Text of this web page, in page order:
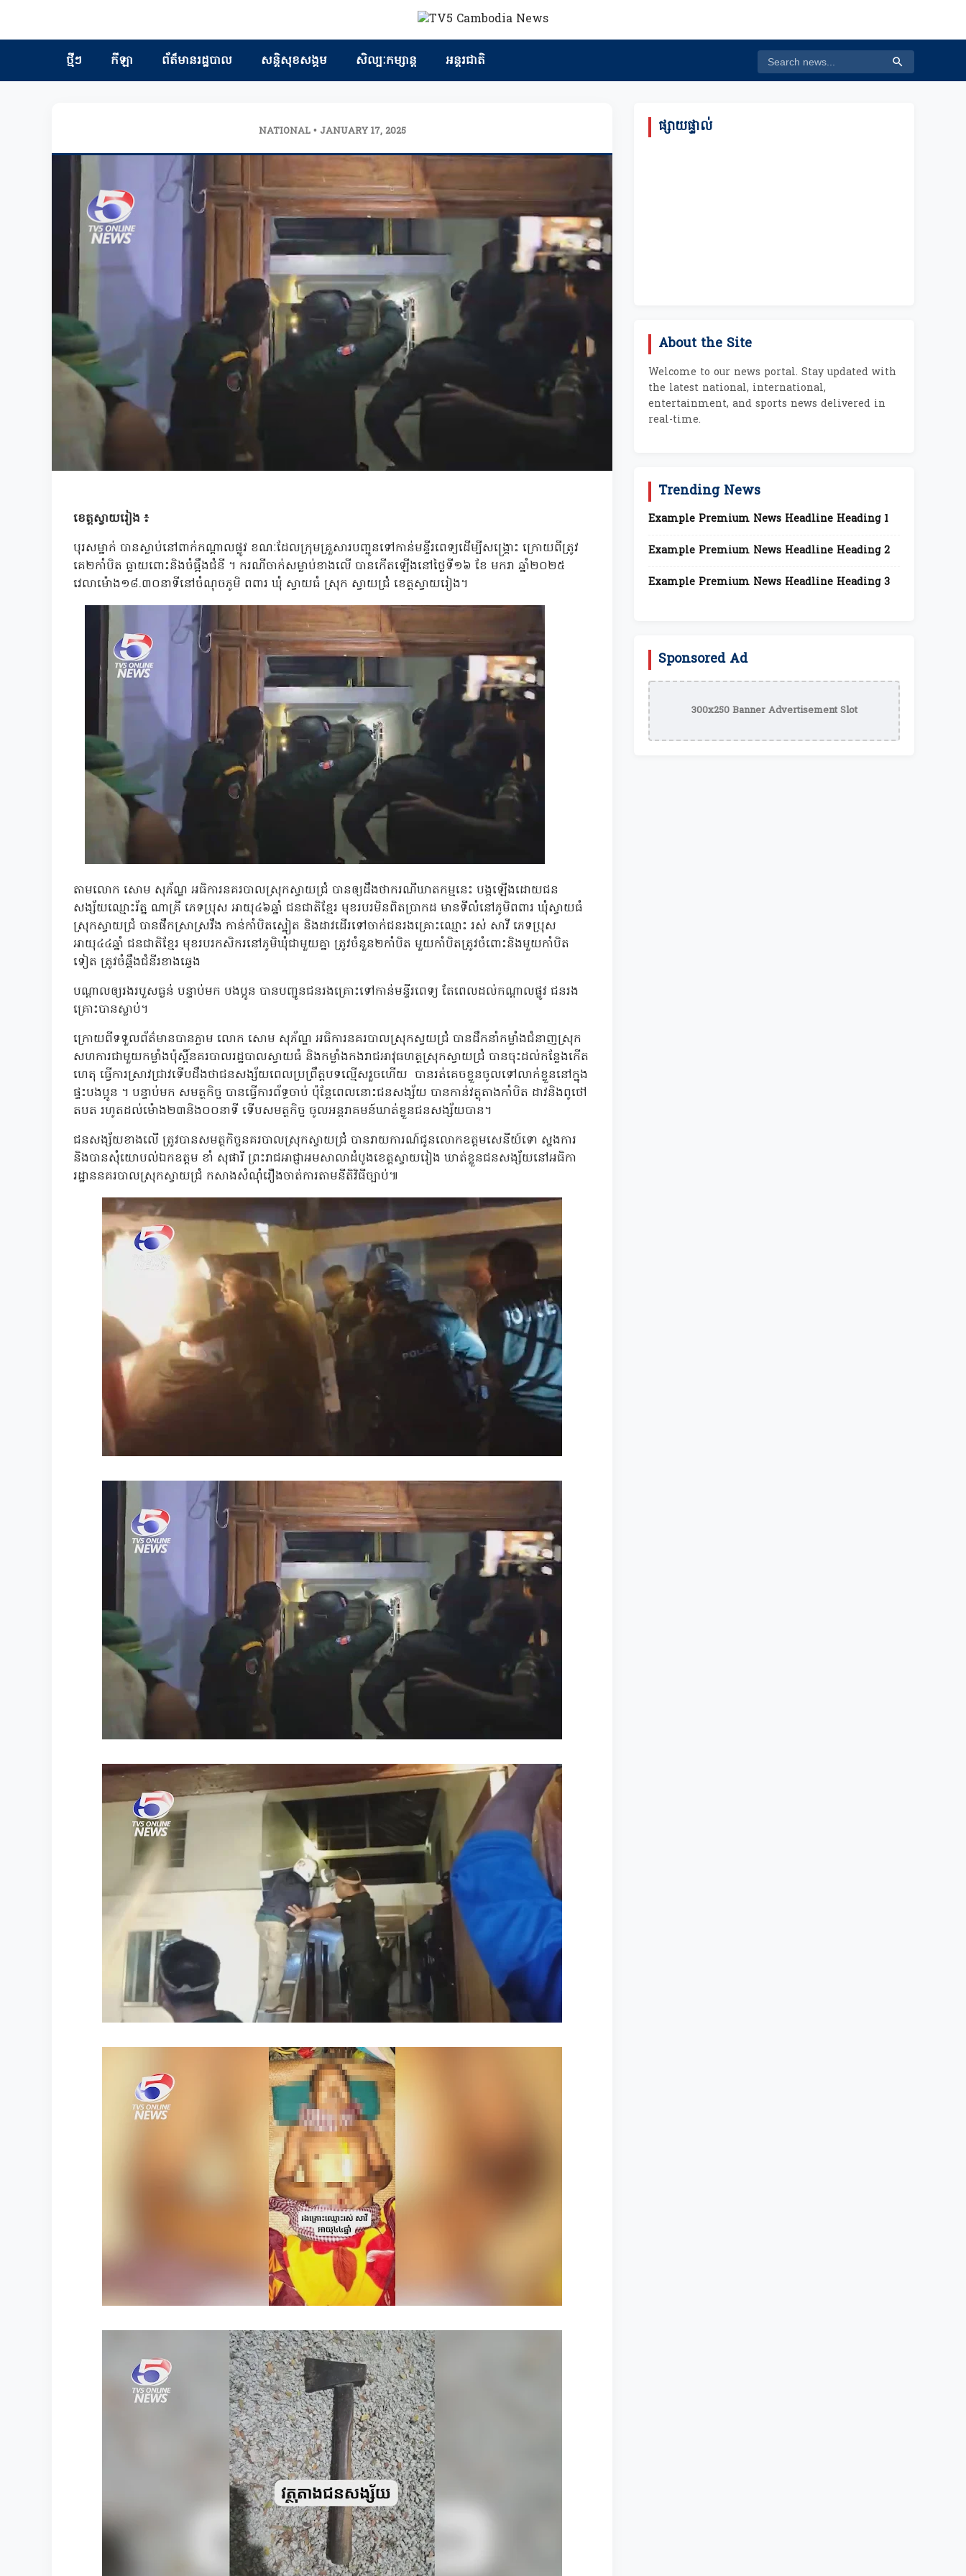
ថ្មីៗ កីឡា ព័ត៏មានរដ្ឋបាល សន្តិសុខសង្គម សិល្បៈកម្សាន្ត អន្តរជាតិ
NATIONAL • JANUARY 17, 2025
ខេត្តស្វាយរៀង ៖
បុរសម្នាក់ បានស្លាប់នៅពាក់កណ្តាលផ្លូវ ខណៈដែលក្រុមគ្រួសារបញ្ជូនទៅកាន់មន្ទីរពេទ្យដើម្បីសង្គ្រោះ ក្រោយពីត្រូវ
គេ២កាំបិត ធ្លាយពោះនិងចំធ្អឹងជំនី ។ ករណីចាក់សម្លាប់ខាងលើ បានកើតឡើងនៅថ្ងៃទី១៦ ខែ មករា ឆ្នាំ២០២៥
វេលាម៉ោង១៨.៣០នាទីនៅចំណុចភូមិ ពពារ ឃុំ ស្វាយធំ ស្រុក ស្វាយជ្រំ ខេត្តស្វាយរៀង។
តាមលោក សោម សុភ័ណ្ឌ អធិការនគរបាលស្រុកស្វាយជ្រំ បានឲ្យដឹងថាករណីឃាតកម្មនេះ បង្កឡើងដោយជន
សង្ស័យឈ្មោះរ័ត្ន ណាគ្រី ភេទប្រុស អាយុ៤៦ឆ្នាំ ជនជាតិខ្មែរ មុខរបរមិនពិតប្រាកដ មានទីលំនៅភូមិពពារ ឃុំស្វាយធំ
ស្រុកស្វាយជ្រំ បានផឹកស្រាស្រវឹង កាន់កាំបិតស្នៀត និងដាវដើរទៅចាក់ជនរងគ្រោះឈ្មោះ រស់ សាវី ភេទប្រុស
អាយុ៤៤ឆ្នាំ ជនជាតិខ្មែរ មុខរបរកសិករនៅភូមិឃុំជាមួយគ្នា ត្រូវចំនួន២កាំបិត មួយកាំបិតត្រូវចំពោះនិងមួយកាំបិត
ទៀត ត្រូវចំឆ្អឹងជំនីរខាងឆ្វេង
បណ្តាលឲ្យរងរបួសធ្ងន់ បន្ទាប់មក បងប្អូន បានបញ្ជូនជនរងគ្រោះទៅកាន់មន្ទីរពេទ្យ តែពេលដល់កណ្តាលផ្លូវ ជនរង
គ្រោះបានស្លាប់។
ក្រោយពីទទួលព័ត៌មានបានភ្លាម លោក សោម សុភ័ណ្ឌ អធិការនគរបាលស្រុកស្វយជ្រំ បានដឹកនាំកម្លាំងជំនាញស្រុក
សហការជាមួយកម្លាំងប៉ុស្តិ៍នគរបាលរដ្ឋបាលស្វាយធំ និងកម្លាំងកងរាជអាវុធហត្ថស្រុកស្វាយជ្រំ បានចុះដល់កន្លែងកើត
ហេតុ ធ្វើការស្រាវជ្រាវទើបដឹងថាជនសង្ស័យពេលប្រព្រឹត្តបទល្មើសរួចហើយ បានរត់គេចខ្លួនចូលទៅលាក់ខ្លួននៅក្នុង
ផ្ទះបងប្អូន ។ បន្ទាប់មក សមត្ថកិច្ច បានធ្វើការព័ទ្ធចាប់ ប៉ុន្តែពេលនោះជនសង្ស័យ បានកាន់វត្ថុតាងកាំបិត ដាវនិងពូថៅ
តបត រហូតដល់ម៉ោង២៣និង០០នាទី ទើបសមត្ថកិច្ច ចូលអន្តរាគមន៍ឃាត់ខ្លួនជនសង្ស័យបាន។
ជនសង្ស័យខាងលើ ត្រូវបានសមត្ថកិច្ចនគរបាលស្រុកស្វាយជ្រំ បានរាយការណ៍ជូនលោកឧត្តមសេនីយ៍ទោ ស្នងការ
និងបានសុំយោបល់ឯកឧត្តម ខាំ សុផារី ព្រះរាជអាជ្ញាអមសាលាដំបូងខេត្តស្វាយរៀង ឃាត់ខ្លួនជនសង្ស័យនៅអធិកា
រដ្ឋាននគរបាលស្រុកស្វាយជ្រំ កសាងសំណុំរឿងចាត់ការតាមនីតិវិធីច្បាប់៕
ផ្សាយផ្ទាល់
About the Site
Welcome to our news portal. Stay updated with
the latest national, international,
entertainment, and sports news delivered in
real-time.
Trending News
Example Premium News Headline Heading 1
Example Premium News Headline Heading 2
Example Premium News Headline Heading 3
Sponsored Ad
300x250 Banner Advertisement Slot